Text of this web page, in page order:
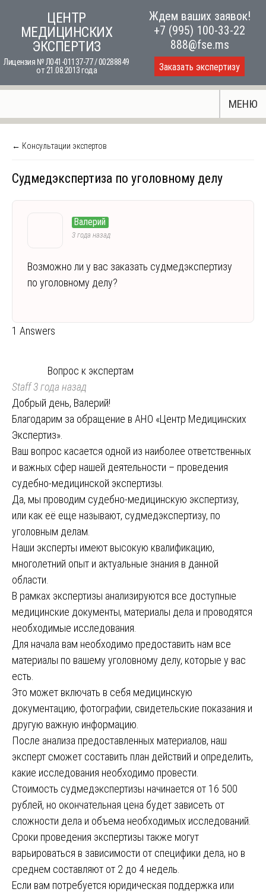
content
ЦЕНТР
МЕДИЦИНСКИХ
ЭКСПЕРТИЗ
Лицензия № Л041-01137-77 / 00288849
от 21.08.2013 года
Ждем ваших заявок!
+7 (995) 100-33-22
888@fse.ms
Заказать экспертизу
МЕНЮ
← Консультации экспертов
Судмедэкспертиза по уголовному делу
Валерий
3 года назад
Возможно ли у вас заказать судмедэкспертизу
по уголовному делу?
1 Answers
Вопрос к экспертам
Staff3 года назад
Добрый день, Валерий!
Благодарим за обращение в АНО «Центр Медицинских
Экспертиз».
Ваш вопрос касается одной из наиболее ответственных
и важных сфер нашей деятельности – проведения
судебно-медицинской экспертизы.
Да, мы проводим судебно-медицинскую экспертизу,
или как её еще называют, судмедэкспертизу, по
уголовным делам.
Наши эксперты имеют высокую квалификацию,
многолетний опыт и актуальные знания в данной
области.
В рамках экспертизы анализируются все доступные
медицинские документы, материалы дела и проводятся
необходимые исследования.
Для начала вам необходимо предоставить нам все
материалы по вашему уголовному делу, которые у вас
есть.
Это может включать в себя медицинскую
документацию, фотографии, свидетельские показания и
другую важную информацию.
После анализа предоставленных материалов, наш
эксперт сможет составить план действий и определить,
какие исследования необходимо провести.
Стоимость судмедэкспертизы начинается от 16 500
рублей, но окончательная цена будет зависеть от
сложности дела и объема необходимых исследований.
Сроки проведения экспертизы также могут
варьироваться в зависимости от специфики дела, но в
среднем составляют от 2 до 4 недель.
Если вам потребуется юридическая поддержка или